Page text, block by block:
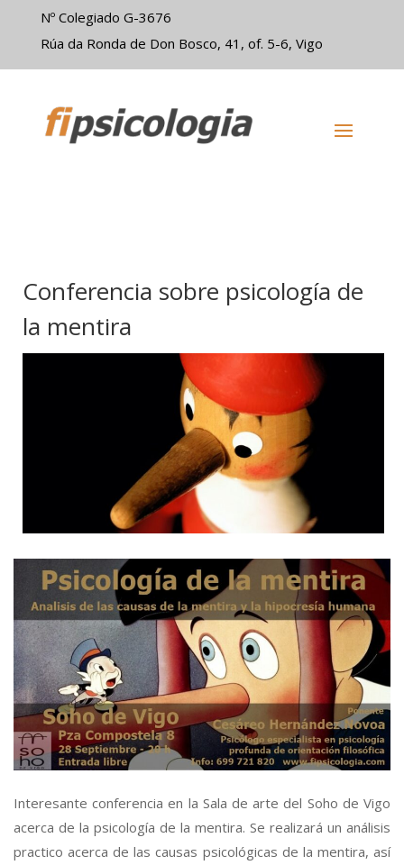
Nº Colegiado G-3676
Rúa da Ronda de Don Bosco, 41, of. 5-6, Vigo
Conferencia sobre psicología de
la mentira
Interesante conferencia en la Sala de arte del Soho de Vigo
acerca de la psicología de la mentira. Se realizará un análisis
practico acerca de las causas psicológicas de la mentira, así